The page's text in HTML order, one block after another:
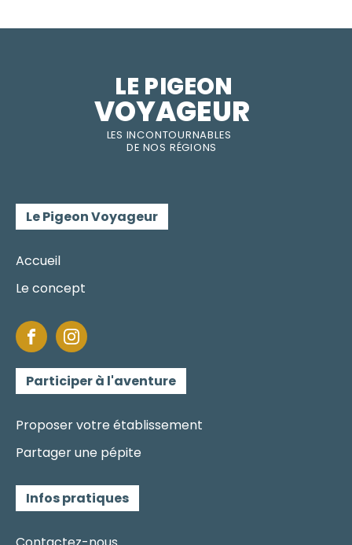
LES INCONTOURNABLES
DE NOS RÉGIONS
LE PIGEON
VOYAGEUR
Le Pigeon Voyageur
Accueil
Le concept
Participer à l'aventure
Proposer votre établissement
Partager une pépite
Infos pratiques